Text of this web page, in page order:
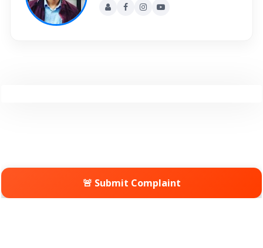
🚨 Submit Complaint